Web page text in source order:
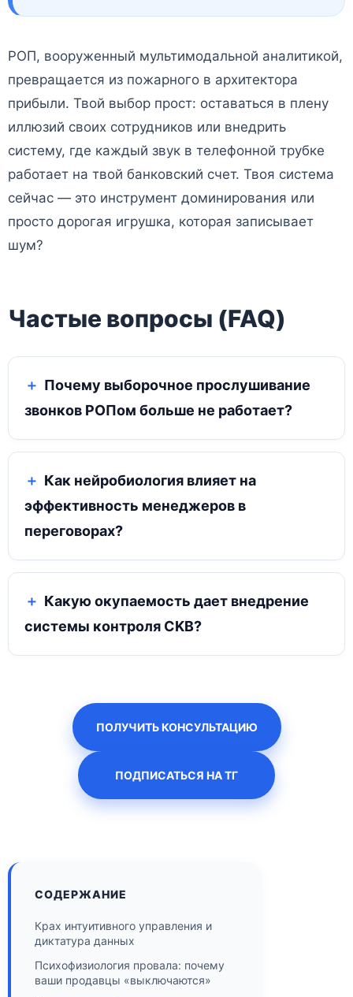
РОП, вооруженный мультимодальной аналитикой,
превращается из пожарного в архитектора
прибыли. Твой выбор прост: оставаться в плену
иллюзий своих сотрудников или внедрить
систему, где каждый звук в телефонной трубке
работает на твой банковский счет. Твоя система
сейчас — это инструмент доминирования или
просто дорогая игрушка, которая записывает
шум?
Частые вопросы (FAQ)
Почему выборочное прослушивание
звонков РОПом больше не работает?
Как нейробиология влияет на
эффективность менеджеров в
переговорах?
Какую окупаемость дает внедрение
системы контроля CKB?
ПОЛУЧИТЬ КОНСУЛЬТАЦИЮ
ПОДПИСАТЬСЯ НА ТГ
СОДЕРЖАНИЕ
Крах интуитивного управления и
диктатура данных
Психофизиология провала: почему
ваши продавцы «выключаются»